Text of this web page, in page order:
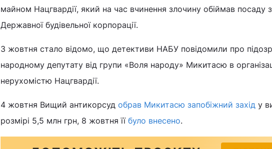
майном Нацгвардії, який на час вчинення злочину обіймав посаду
Державної будівельної корпорації.
3 жовтня стало відомо, що детективи НАБУ повідомили про
народному депутату від групи «Воля народу» Микитасю в
нерухомістю Нацгвардії.
4 жовтня Вищий антикорсуд обрав Микитасю запобіжний захід у
розмірі 5,5 млн грн, 8 жовтня її було внесено.